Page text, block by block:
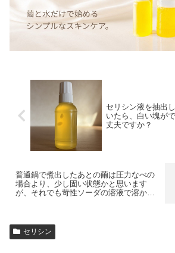
セリシン液を抽出
いたら、白い塊が
丈夫ですか？
普通鍋で煮出したあとの繭は圧力なべの
場合より、少し固い状態かと思います
が、それでも苛性ソーダの溶液で溶かせ
セリシン